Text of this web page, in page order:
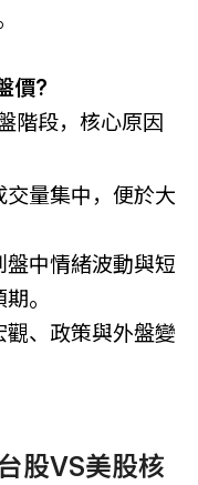
價?
階段，核心原因
交量集中，便於大
盤中情緒波動與短
。
觀、政策與外盤變
股VS美股核